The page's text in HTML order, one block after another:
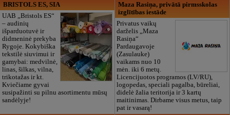
BRISTOLS ES, SIA
UAB „Bristols ES“
– audinių
išparduotuvė ir
didmeninė prekyba
Rygoje. Kokybiška
tekstilė siuvimui ir
gamybai: medvilnė,
linas, šilkas, vilna,
trikotažas ir kt.
Kviečiame gyvai
susipažinti su pilnu asortimentu mūsų
sandėlyje!
Maza Rasiņa, privātā pirmsskolas
izglītības iestāde
Privatus vaikų
darželis „Maza
Rasiņa“
Pardaugavoje
(Zasulauke)
vaikams nuo 10
mėn. iki 6 metų.
Licencijuotos programos (LV/RU),
logopedas, speciali pagalba, būreliai,
didelė žalia teritorija ir 3 kartų
maitinimas. Dirbame visus metus, taip
pat ir vasarą!